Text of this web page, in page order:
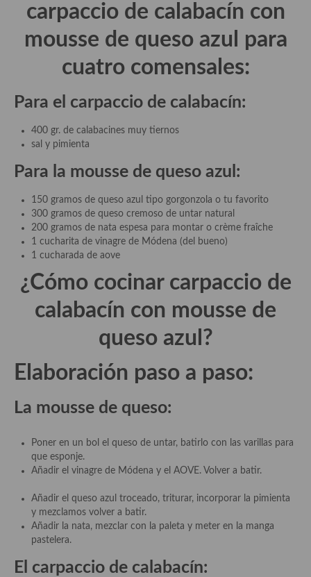
Ensaladas
Entrantes
Gazpachos, salmorejos, sopas y cremas frías
Quínoa
Pasta
Cuscús
Huevos
Plato principal
Pescado y Marisco
Postres y dulces
Quesos, recetas
Recetas Especiales
Recetas de Cuaresma
Recetas maridadas con los mejores AOVES
carpaccio de calabacín con
mousse de queso azul para
cuatro comensales:
Para el carpaccio de calabacín:
400 gr. de calabacines muy tiernos
sal y pimienta
Para la mousse de queso azul:
150 gramos de queso azul tipo gorgonzola o tu favorito
300 gramos de queso cremoso de untar natural
200 gramos de nata espesa para montar o crème fraîche
1 cucharita de vinagre de Módena (del bueno)
1 cucharada de aove
¿Cómo cocinar carpaccio de
calabacín con mousse de
queso azul?
Elaboración paso a paso:
La mousse de queso:
Poner en un bol el queso de untar, batirlo con las varillas para
que esponje.
Añadir el vinagre de Módena y el AOVE. Volver a batir.
Añadir el queso azul troceado, triturar, incorporar la pimienta
y mezclamos volver a batir.
Añadir la nata, mezclar con la paleta y meter en la manga
pastelera.
El carpaccio de calabacín: